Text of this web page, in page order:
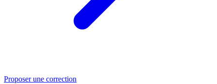
Proposer une correction